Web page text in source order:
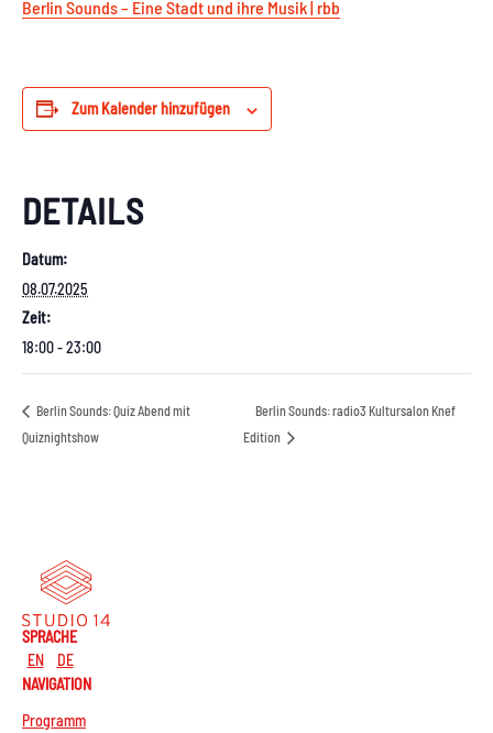
Berlin Sounds – Eine Stadt und ihre Musik | rbb
Zum Kalender hinzufügen
DETAILS
Datum:
08.07.2025
Zeit:
18:00 - 23:00
Berlin Sounds: Quiz Abend mit
Quiznightshow
Berlin Sounds: radio3 Kultursalon Knef
Edition
SPRACHE
EN
DE
NAVIGATION
Programm